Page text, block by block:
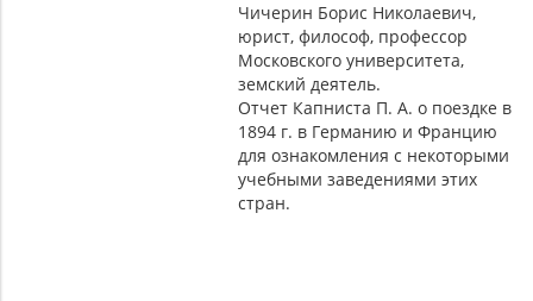
Чичерин Борис Николаевич,
юрист, философ, профессор
Московского университета,
земский деятель.
Отчет Капниста П. А. о поездке в
1894 г. в Германию и Францию
для ознакомления с некоторыми
учебными заведениями этих
стран.